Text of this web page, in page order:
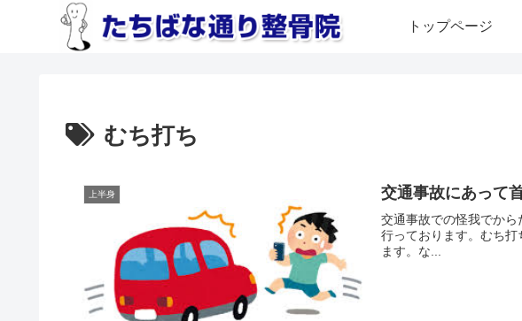
トップページ
むち打ち
上半身 交通事故にあって
交通事故での怪我でか
行っております。むち
ます。な...